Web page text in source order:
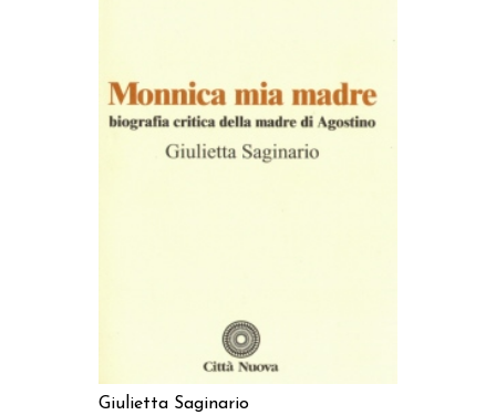
AGGIUNGI AL CARRELLO
Giulietta Saginario